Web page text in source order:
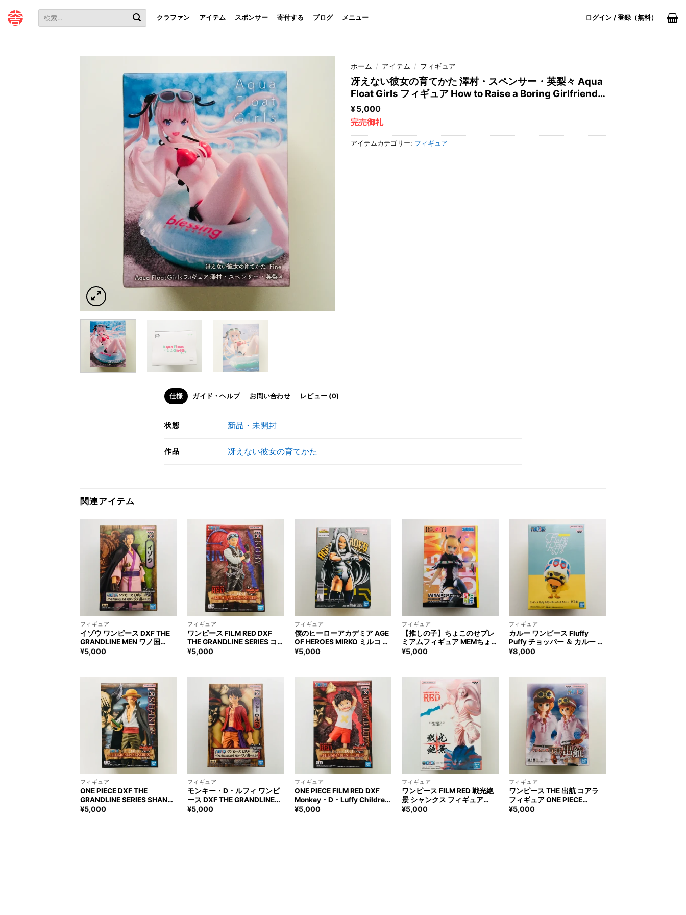
文
クラファン アイテム スポンサー 寄付する ブログ メニュー ログイン / 登録（無料）
ホーム / アイテム / フィギュア
冴えない彼女の育てかた 澤村・スペンサー・英梨々 Aqua
Float Girls フィギュア How to Raise a Boring Girlfriend
Volume Sawamura Spencer Erika Figure
¥5,000
完売御礼
アイテムカテゴリー: フィギュア
仕様 ガイド・ヘルプ お問い合わせ レビュー (0)
状態 新品・未開封
作品 冴えない彼女の育てかた
関連アイテム
フィギュア
イゾウ ワンピース DXF THE
GRANDLINE MEN ワノ国
vol.26 フィギュア ONE PIECE
¥5,000
フィギュア
ワンピース FILM RED DXF
THE GRANDLINE SERIES コビ
ー フィギュア ONE PIECE
¥5,000
フィギュア
僕のヒーローアカデミア AGE
OF HEROES MIRKO ミルコ フ
ィギュア My Hero Academia
¥5,000
フィギュア
【推しの子】ちょこのせプレ
ミアムフィギュア MEMちょ
フィギュア Oshinoko
¥5,000
フィギュア
カルー ワンピース Fluffy
Puffy チョッパー ＆ カルー フ
ィギュア ONE PIECE KAROO
¥8,000
フィギュア
ONE PIECE DXF THE
GRANDLINE SERIES SHANKS
Figure ワンピース シャンクス
¥5,000
フィギュア
モンキー・D・ルフィ ワンピ
ース DXF THE GRANDLINE
MEN ワノ国 vol.24 フィギュ
¥5,000
フィギュア
ONE PIECE FILM RED DXF
Monkey・D・Luffy Children
ワンピース モンキー・D・ル
¥5,000
フィギュア
ワンピース FILM RED 戦光絶
景 シャンクス フィギュア
ONE PIECE SENKOUZEKKEI
¥5,000
フィギュア
ワンピース THE 出航 コアラ
フィギュア ONE PIECE
KOALA Figure
¥5,000